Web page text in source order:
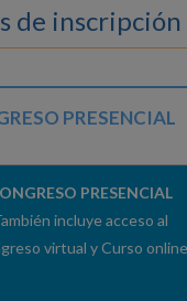
de inscripción
PRESENCIAL
PRESENCIAL
incluye acceso al
virtual y Curso online